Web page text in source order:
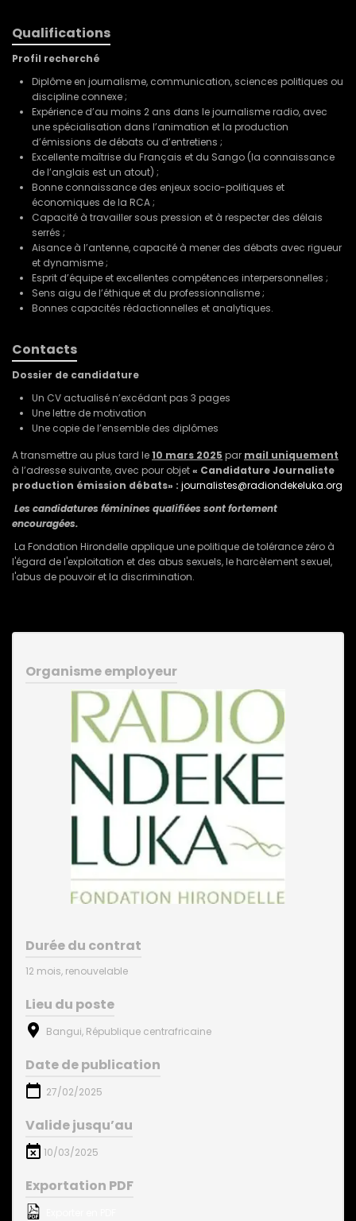
Qualifications
Profil recherché
Diplôme en journalisme, communication, sciences politiques ou
discipline connexe ;
Expérience d’au moins 2 ans dans le journalisme radio, avec
une spécialisation dans l’animation et la production
d’émissions de débats ou d’entretiens ;
Excellente maîtrise du Français et du Sango (la connaissance
de l’anglais est un atout) ;
Bonne connaissance des enjeux socio-politiques et
économiques de la RCA ;
Capacité à travailler sous pression et à respecter des délais
serrés ;
Aisance à l’antenne, capacité à mener des débats avec rigueur
et dynamisme ;
Esprit d’équipe et excellentes compétences interpersonnelles ;
Sens aigu de l’éthique et du professionnalisme ;
Bonnes capacités rédactionnelles et analytiques.
Contacts
Dossier de candidature
Un CV actualisé n’excédant pas 3 pages
Une lettre de motivation
Une copie de l’ensemble des diplômes
A transmettre au plus tard le10 mars 2025 par mail uniquement
à l’adresse suivante, avec pour objet« Candidature Journaliste
production émission débats» : journalistes@radiondekeluka.org
Les candidatures féminines qualifiées sont fortement
encouragées.
La Fondation Hirondelle applique une politique de tolérance zéro à
l'égard de l'exploitation et des abus sexuels, le harcèlement sexuel,
l'abus de pouvoir et la discrimination.
Organisme employeur
Durée du contrat
12 mois, renouvelable
Lieu du poste
Bangui, République centrafricaine
Date de publication
27/02/2025
Valide jusqu’au
10/03/2025
Exportation PDF